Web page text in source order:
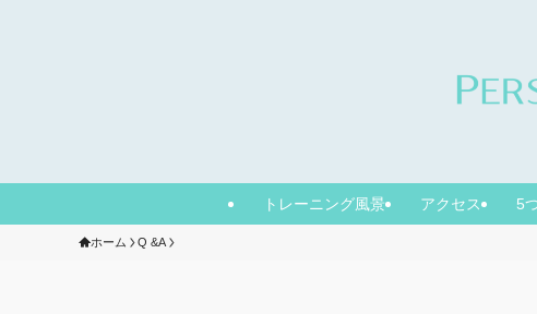
トレーニング風景 アクセス 5
ホーム Q &A